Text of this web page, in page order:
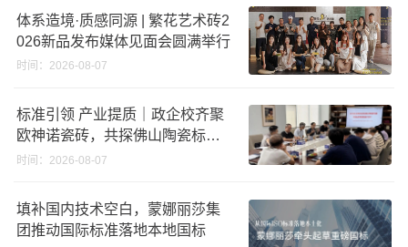
体系造境·质感同源 | 繁花艺术砖2
026新品发布媒体见面会圆满举行
时间：2026-08-07
标准引领 产业提质｜政企校齐聚
欧神诺瓷砖，共探佛山陶瓷标准
化发展新路径
时间：2026-08-07
填补国内技术空白，蒙娜丽莎集
团推动国际标准落地本地国标